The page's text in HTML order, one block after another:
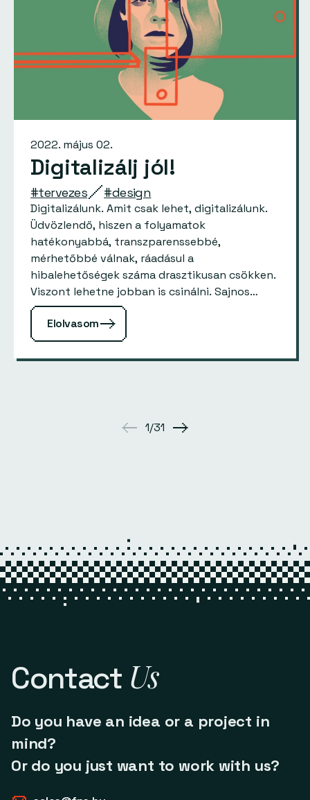
2022. május 02.
Digitalizálj jól!
#tervezes #design
Digitalizálunk. Amit csak lehet, digitalizálunk.
Üdvözlendő, hiszen a folyamatok
hatékonyabbá, transzparenssebbé,
mérhetőbbé válnak, ráadásul a
hibalehetőségek száma drasztikusan csökken.
Viszont lehetne jobban is csinálni. Sajnos
kifejezetten sokszor találkozom azzal, hogy
valahogy a digitalizáció során kifelejtődik az
ember, az emberi tényező. Mesélek egy sztorit,
ami…
Elolvasom
1/31
Contact Us
Do you have an idea or a project in
mind?
Or do you just want to work with us?